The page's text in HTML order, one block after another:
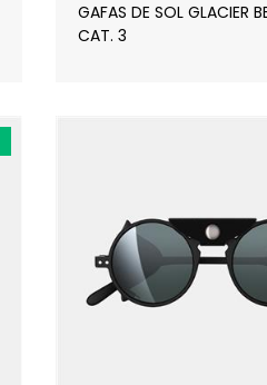
GAFAS DE SOL GLACIER
CAT. 3